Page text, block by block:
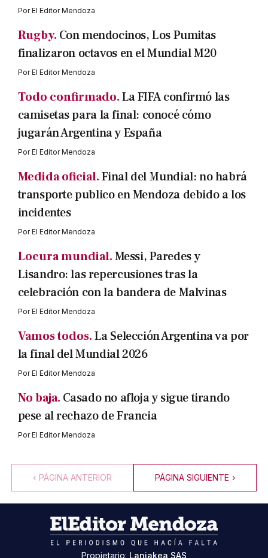
PorEl Editor Mendoza
Rugby. Con mendocinos, Los Pumitas
finalizaron octavos en el Mundial M20
PorEl Editor Mendoza
Todo confirmado.La FIFA confirmó las
camisetas para la final: conocé cómo
jugarán Argentina y España
PorEl Editor Mendoza
Medida oficial.Final del Mundial: no habrá
transporte publico en Mendoza debido a los
incidentes
PorEl Editor Mendoza
Locura mundial.Messi, Paredes y
Lisandro: las repercusiones tras la
celebración con la bandera de Malvinas
PorEl Editor Mendoza
Vamos todos.La Selección Argentina va por
la final del Mundial 2026
PorEl Editor Mendoza
No baja. Casado no afloja y sigue tirando
pese al rechazo de Francia
PorEl Editor Mendoza
‹ PÁGINA ANTERIOR PÁGINA SIGUIENTE ›
Propietario: Laniakea SAS